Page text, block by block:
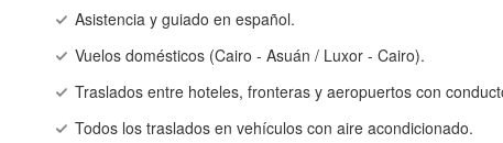
Asistencia y guiado en español.
Vuelos domésticos (Cairo - Asuán / Luxor - Cairo).
Traslados entre hoteles, fronteras y aeropuertos con
Todos los traslados en vehículos con aire acondicionado.